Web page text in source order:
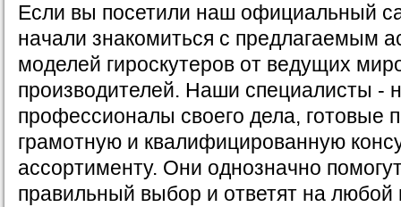
Если вы посетили наш официальный
начали знакомиться с предлагаемым
моделей гироскутеров от ведущих
производителей. Наши специалисты -
профессионалы своего дела, готовые
грамотную и квалифицированную
ассортименту. Они однозначно
правильный выбор и ответят на